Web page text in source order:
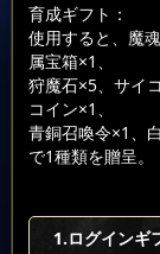
育成ギフト：
使用すると、魔
属宝箱×1、
狩魔石×5、サイ
コイン×1、
青銅召喚令×1、
で1種類を贈呈。
1.ログインギ